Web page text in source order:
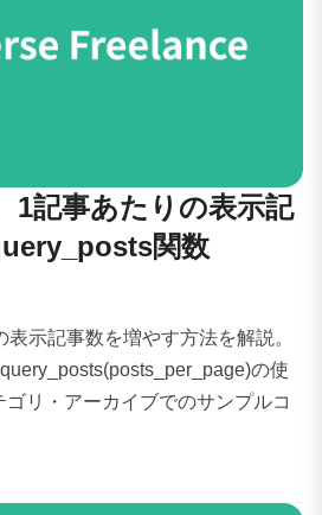
1記事あたりの表示記
関数
示記事数を増やす方法を解説。
の使
リ・アーカイブでのサンプルコ